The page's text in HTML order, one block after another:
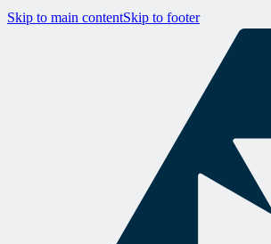
Skip to main contentSkip to footer